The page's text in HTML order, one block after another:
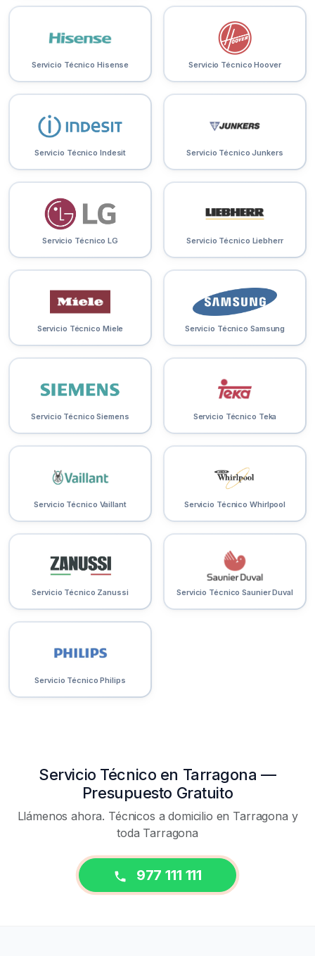
Servicio Técnico Hisense Servicio Técnico Hoover
Servicio Técnico Indesit Servicio Técnico Junkers
Servicio Técnico LG Servicio Técnico Liebherr
Servicio Técnico Miele Servicio Técnico Samsung
Servicio Técnico Siemens Servicio Técnico Teka
Servicio Técnico Vaillant Servicio Técnico Whirlpool
Servicio Técnico Zanussi Servicio Técnico Saunier Duval
Servicio Técnico Philips
Servicio Técnico en Tarragona —
Presupuesto Gratuito
Llámenos ahora. Técnicos a domicilio en Tarragona y
toda Tarragona
977 111 111